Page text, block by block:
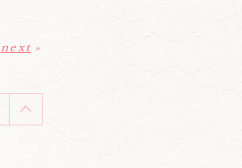
next »